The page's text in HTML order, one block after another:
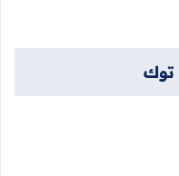
توك